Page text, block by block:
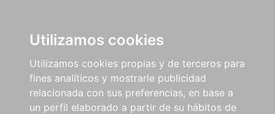
Utilizamos cookies
Utilizamos cookies propias y de terceros para
fines analíticos y mostrarle publicidad
relacionada con sus preferencias, en base a
un perfil elaborado a partir de su hábitos de